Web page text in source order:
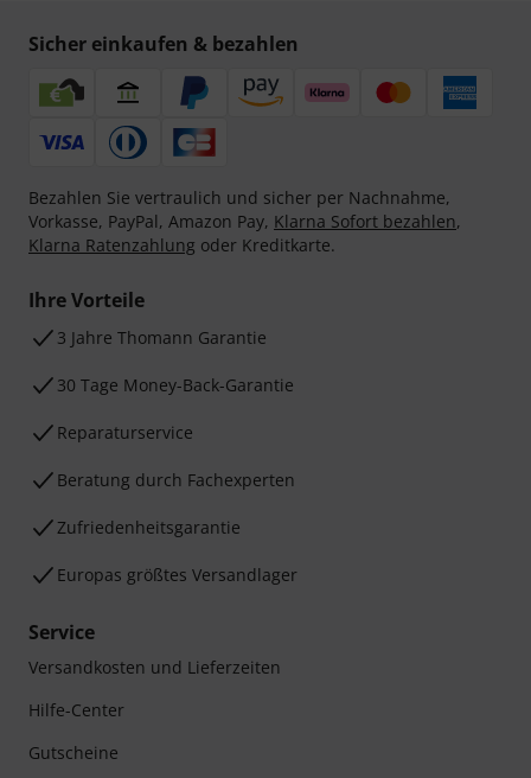
Sicher einkaufen & bezahlen
Bezahlen Sie vertraulich und sicher per Nachnahme,
Vorkasse, PayPal, Amazon Pay, Klarna Sofort bezahlen,
Klarna Ratenzahlung oder Kreditkarte.
Ihre Vorteile
3 Jahre Thomann Garantie
30 Tage Money-Back-Garantie
Reparaturservice
Beratung durch Fachexperten
Zufriedenheitsgarantie
Europas größtes Versandlager
Service
Versandkosten und Lieferzeiten
Hilfe-Center
Gutscheine